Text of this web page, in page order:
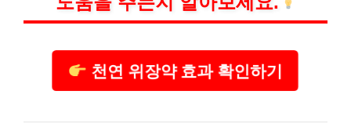
천연 위장약 효과 확인하기